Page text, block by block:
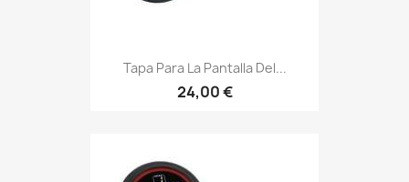
Tapa Para La Pantalla Del...
24,00 €